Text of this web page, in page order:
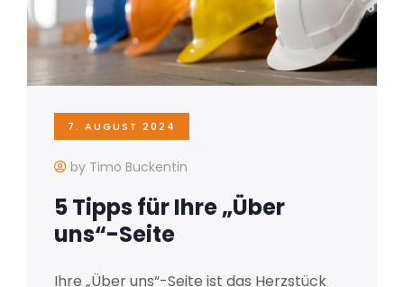
7. AUGUST 2024
by Timo Buckentin
5 Tipps für Ihre „Über
uns“-Seite
Ihre „Über uns“-Seite ist das Herzstück